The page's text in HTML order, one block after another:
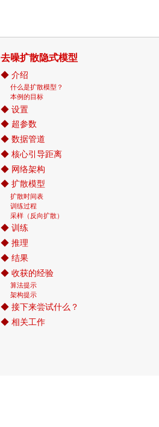
去噪扩散隐式模型
◆ 介绍
什么是扩散模型？
本例的目标
◆ 设置
◆ 超参数
◆ 数据管道
◆ 核心引导距离
◆ 网络架构
◆ 扩散模型
扩散时间表
训练过程
采样（反向扩散）
◆ 训练
◆ 推理
◆ 结果
◆ 收获的经验
算法提示
架构提示
◆ 接下来尝试什么？
◆ 相关工作